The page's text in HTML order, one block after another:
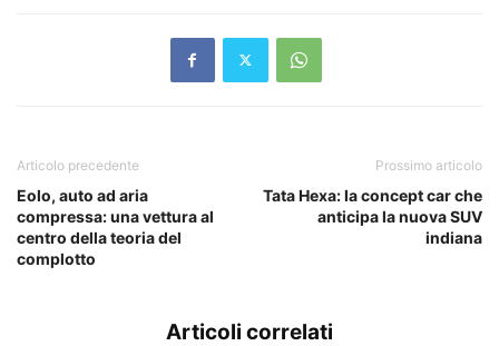
Articolo precedente
Eolo, auto ad aria
compressa: una vettura al
centro della teoria del
complotto
Prossimo articolo
Tata Hexa: la concept car che
anticipa la nuova SUV
indiana
Articoli correlati